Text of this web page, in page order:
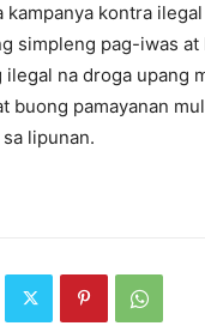
kampanya kontra
simpleng pag-iwas
ilegal na droga upang
buong pamayanan
lipunan.